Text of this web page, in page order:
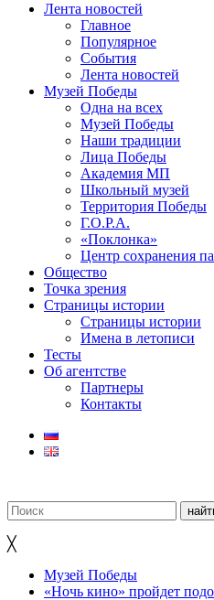
Лента новостей
Главное
Популярное
События
Лента новостей
Музей Победы
Одна на всех
Музей Победы
Наши традиции
Лица Победы
Академия МП
Школьный музей
Территория Победы
Г.О.Р.А.
«Поклонка»
Центр сохранения
Общество
Точка зрения
Страницы истории
Страницы истории
Имена в летописи
Тесты
Об агентстве
Партнеры
Контакты
╳
Музей Победы
«Ночь кино» пройдет